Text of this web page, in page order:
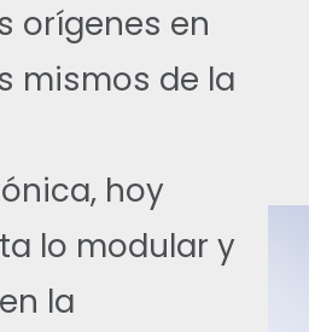
orígenes en
mismos de la
hoy
lo modular y
la